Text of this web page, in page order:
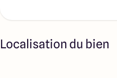
Localisation du bien